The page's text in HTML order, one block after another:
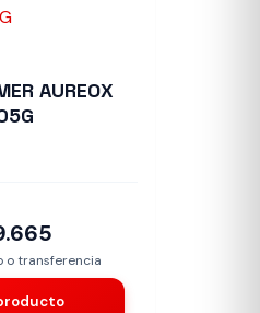
AUREOX
o transferencia